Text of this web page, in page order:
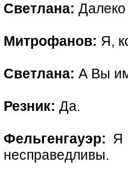
Светлана:
Митрофанов: Я,
Светлана: А Вы
Резник: Да.
Фельгенгауэр: Я
несправедливы.